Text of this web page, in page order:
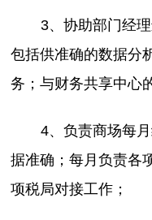
3、协助部门经
包括供准确的数据分
务；与财务共享中心
4、负责商场每
据准确；每月负责各
项税局对接工作；